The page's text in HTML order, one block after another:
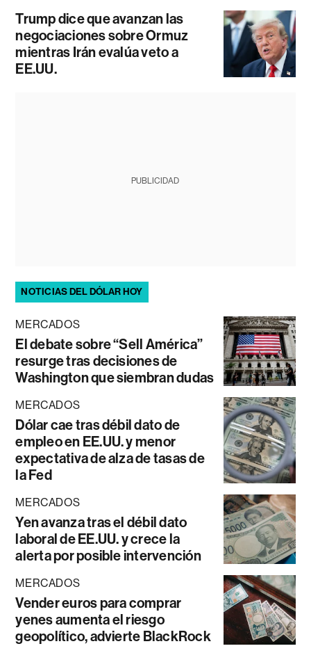
Trump dice que avanzan las
negociaciones sobre Ormuz
mientras Irán evalúa veto a
EE.UU.
PUBLICIDAD
NOTICIAS DEL DÓLAR HOY
MERCADOS
El debate sobre “Sell América”
resurge tras decisiones de
Washington que siembran dudas
MERCADOS
Dólar cae tras débil dato de
empleo en EE.UU. y menor
expectativa de alza de tasas de
la Fed
MERCADOS
Yen avanza tras el débil dato
laboral de EE.UU. y crece la
alerta por posible intervención
MERCADOS
Vender euros para comprar
yenes aumenta el riesgo
geopolítico, advierte BlackRock